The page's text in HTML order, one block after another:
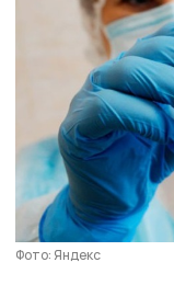
Фото: Яндекс